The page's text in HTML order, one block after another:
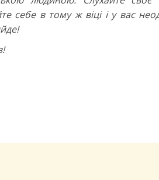
себе в тому ж віці і у вас